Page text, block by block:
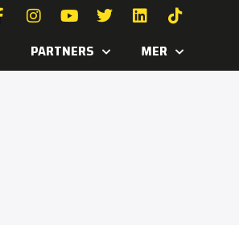
PARTNERS MER